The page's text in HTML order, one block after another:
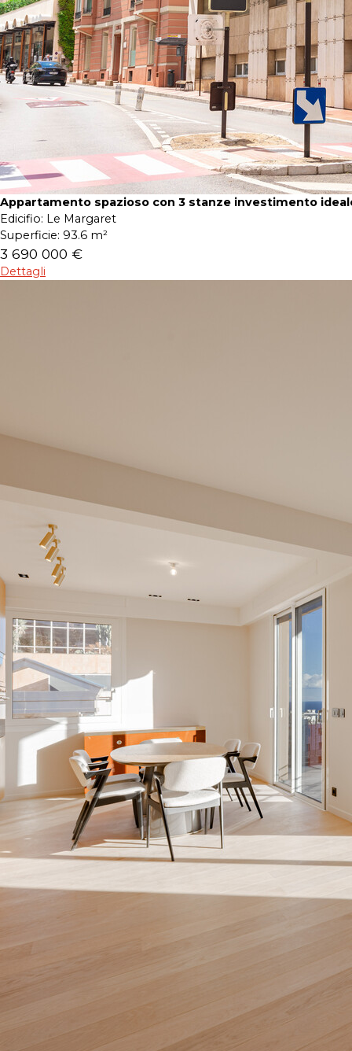
Appartamento spazioso con 3 stanze investimento
Edicifio: Le Margaret
Superficie: 93.6 m²
3 690 000 €
Dettagli